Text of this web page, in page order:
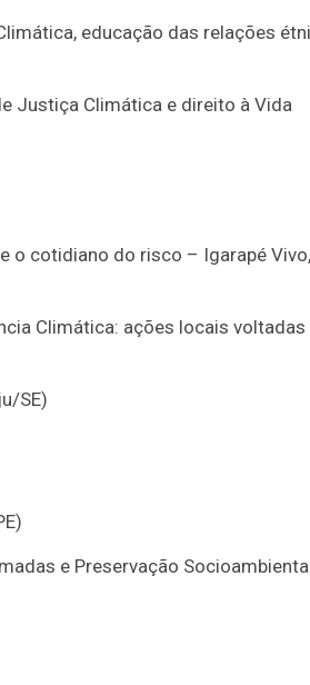
educação das relações
Justiça Climática e direito à Vida
o cotidiano do risco – Igarapé Vivo,
Climática: ações locais voltadas
SE)
e Preservação